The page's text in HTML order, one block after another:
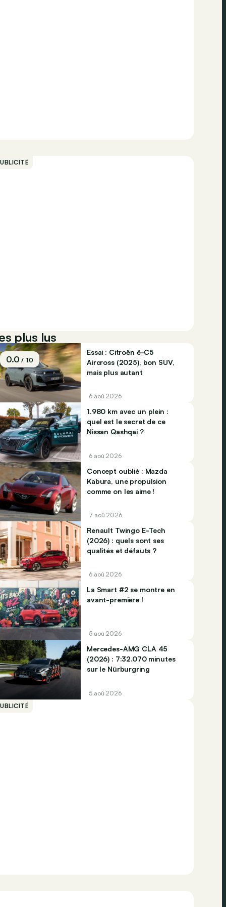
plus lus
0.0/ 10
Essai : Citroën ë-C5
Aircross (2025), bon SUV,
mais plus autant
6 aoû 2026
1.980 km avec un plein :
quel est le secret de ce
Nissan Qashqai ?
6 aoû 2026
Concept oublié : Mazda
Kabura, une propulsion
comme on les aime !
7 aoû 2026
Renault Twingo E-Tech
(2026) : quels sont ses
qualités et défauts ?
6 aoû 2026
La Smart #2 se montre en
avant-première !
5 aoû 2026
Mercedes-AMG CLA 45
(2026) : 7:32.070 minutes
sur le Nürburgring
5 aoû 2026